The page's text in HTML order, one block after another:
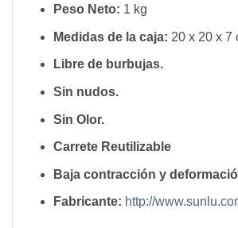
Peso Neto: 1 kg
Medidas de la caja: 20 x 20 x 7
Libre de burbujas.
Sin nudos.
Sin Olor.
Carrete Reutilizable
Baja contracción y
Fabricante: http://